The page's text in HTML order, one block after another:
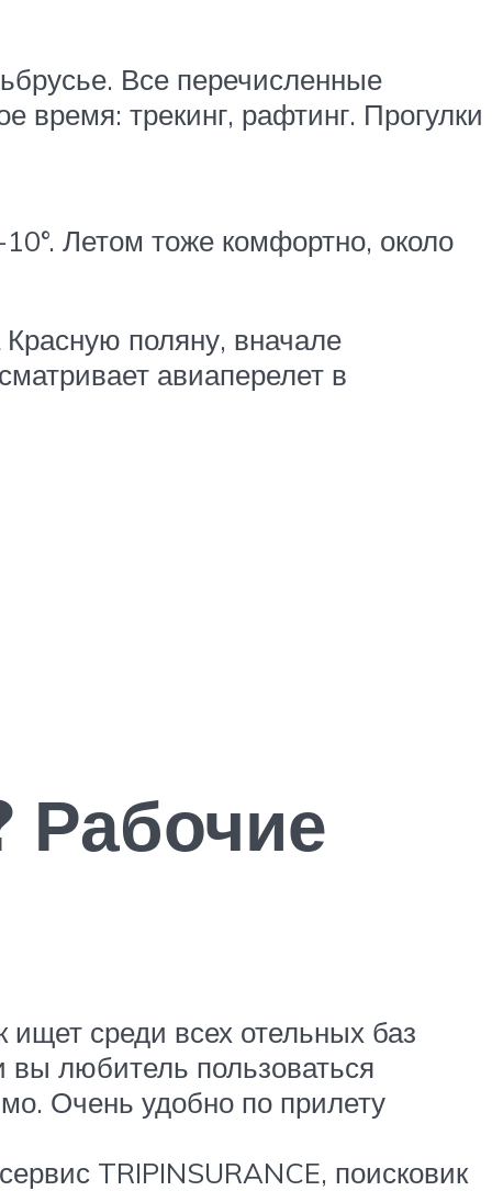
Все перечисленные
время: трекинг, рафтинг. Прогулки
Летом тоже комфортно, около
поляну, вначале
авиаперелет в
Рабочие
среди всех отельных баз
вы любитель пользоваться
Очень удобно по прилету
TRIPINSURANCE, поисковик